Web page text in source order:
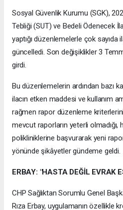
Sosyal Güvenlik Kurumu (SGK),
Tebliği (SUT) ve Bedeli Ödenecek
yaptığı düzenlemelerle çok sayıda
güncelledi. Son değişiklikler 3
girdi.
Bu düzenlemelerin ardından bazı
ilacın etken maddesi ve kullanım
rağmen rapor düzenleme
mevcut raporların yeterli
polikliniklerine başvurarak yeni
yönünde şikâyetler gündeme geldi.
ERBAY: "HASTA DEĞİL EVRAK
CHP Sağlıktan Sorumlu Genel
Rıza Erbay, uygulamanın özellikle